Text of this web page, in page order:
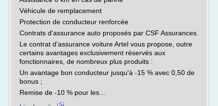
Véhicule de remplacement
Protection de conducteur renforcée
Contrats d'assurance auto proposés par CSF Assurances.
Le contrat d'assurance voiture Artel vous propose, outre
certains avantages exclusivement réservés aux
fonctionnaires, de nombreux plus produits :
Un avantage bon conducteur jusqu'à -15 % avec 0,50 de
bonus ;
Remise de -10 % pour les...